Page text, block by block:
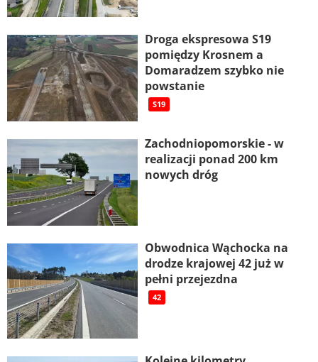
Droga ekspresowa S19
pomiędzy Krosnem a
Domaradzem szybko nie
powstanie
S19
Zachodniopomorskie - w
realizacji ponad 200 km
nowych dróg
Obwodnica Wąchocka na
drodze krajowej 42 już w
pełni przejezdna
42